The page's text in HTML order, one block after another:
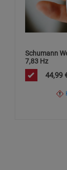
Die CE-
Schumann
7,83 Hz
44,99